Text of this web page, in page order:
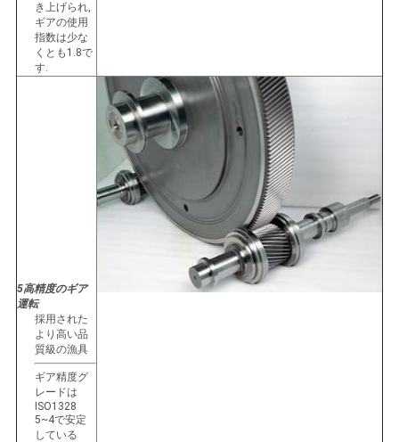
き上げられ,
ギアの使用
指数は少な
くとも1.8で
す.
5高精度のギア
運転
採用された
より高い品
質級の漁具
ギア精度グ
レードは
ISO1328
5~4で安定
している